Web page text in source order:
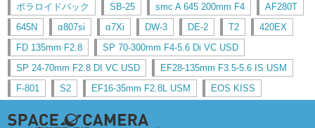
ポラロイドバック
SB-25 smc A 645 200mm F4
AF280T
645N
α807si α7Xi DW-3 DE-2 T2
420EX
FD 135mm F2.8
SP 70-300mm F4-5.6 Di VC USD
SP 24-70mm F2.8 DI VC USD
EF28-135mm F3.5-5.6 IS USM
F-801
S2 EF16-35mm F2.8L USM EOS KISS